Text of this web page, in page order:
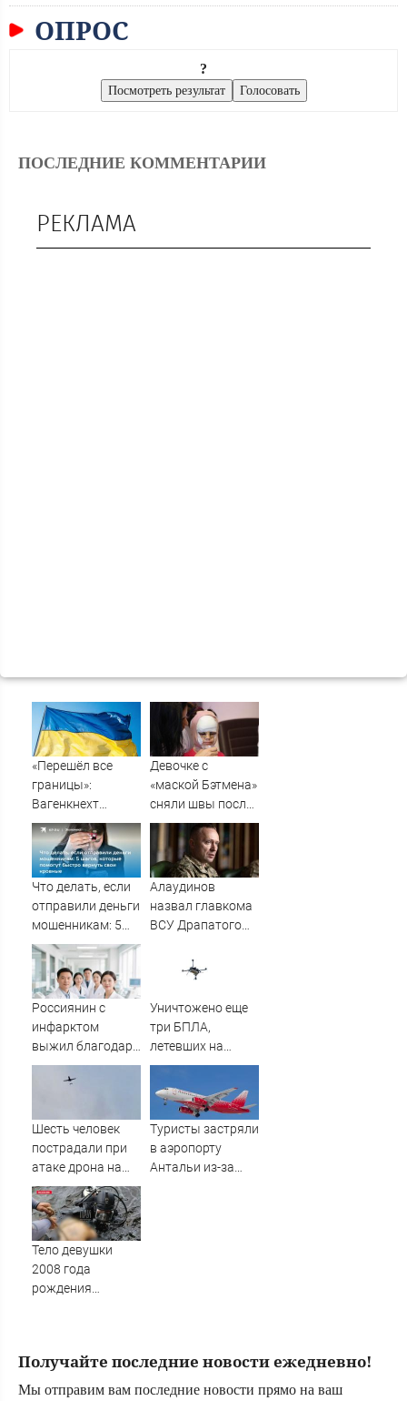
ОПРОС
?
ПОСЛЕДНИЕ КОММЕНТАРИИ
РЕКЛАМА
«Перешёл все
границы»:
Вагенкнехт
жёстко ответила
послу Украины
Девочке с
«маской Бэтмена»
сняли швы после
последней
операции
Что делать, если
отправили деньги
мошенникам: 5
шагов, которые
помогут быстро
вернуть свои
кровные
Алаудинов
назвал главкома
ВСУ Драпатого
националистом и
русофобом
Россиянин с
инфарктом
выжил благодаря
приложению в
Шанхае
Уничтожено еще
три БПЛА,
летевших на
Москву
Шесть человек
пострадали при
атаке дрона на
Ильский НПЗ
Туристы застряли
в аэропорту
Антальи из-за
Тело девушки
2008 года
рождения
Получайте последние новости ежедневно!
Мы отправим вам последние новости прямо на ваш